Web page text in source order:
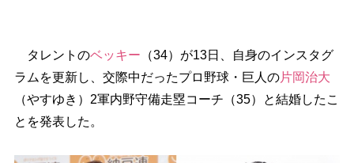
タレントのベッキー （34）が13日、自身のインスタグ
ラムを更新し、交際中だったプロ野球・巨人の片岡治大
（やすゆき）2軍内野守備走塁コーチ（35）と結婚したこ
とを発表した。